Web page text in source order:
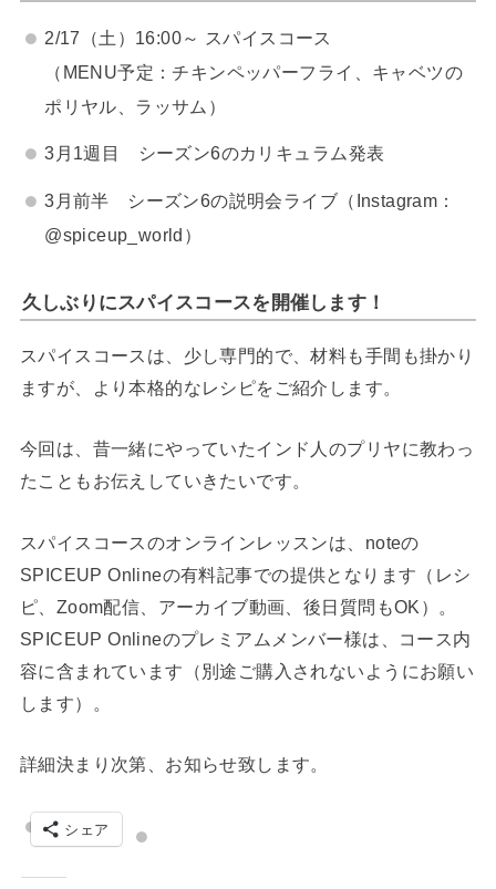
2/17（土）16:00～ スパイスコース
（MENU予定：チキンペッパーフライ、キャベツの
ポリヤル、ラッサム）
3月1週目 シーズン6のカリキュラム発表
3月前半 シーズン6の説明会ライブ（Instagram：
@spiceup_world）
久しぶりにスパイスコースを開催します！
スパイスコースは、少し専門的で、材料も手間も掛かり
ますが、より本格的なレシピをご紹介します。
今回は、昔一緒にやっていたインド人のプリヤに教わっ
たこともお伝えしていきたいです。
スパイスコースのオンラインレッスンは、noteの
SPICEUP Onlineの有料記事での提供となります（レシ
ピ、Zoom配信、アーカイブ動画、後日質問もOK）。
SPICEUP Onlineのプレミアムメンバー様は、コース内
容に含まれています（別途ご購入されないようにお願い
します）。
詳細決まり次第、お知らせ致します。
シェア